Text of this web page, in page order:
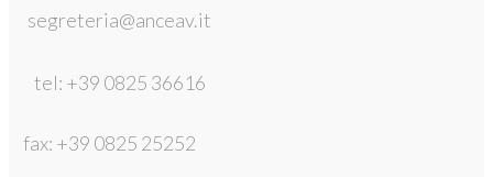
segreteria@anceav.it
tel: +39 0825 36616
fax: +39 0825 25252